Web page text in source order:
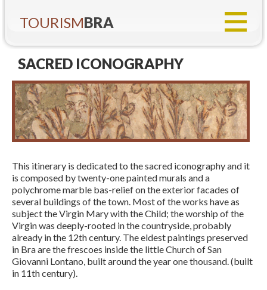
TOURISMBRA
SACRED ICONOGRAPHY
This itinerary is dedicated to the sacred iconography and it
is composed by twenty-one painted murals and a
polychrome marble bas-relief on the exterior facades of
several buildings of the town. Most of the works have as
subject the Virgin Mary with the Child; the worship of the
Virgin was deeply-rooted in the countryside, probably
already in the 12th century. The eldest paintings preserved
in Bra are the frescoes inside the little Church of San
Giovanni Lontano, built around the year one thousand. (built
in 11th century).